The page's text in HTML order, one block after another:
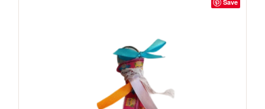
Save